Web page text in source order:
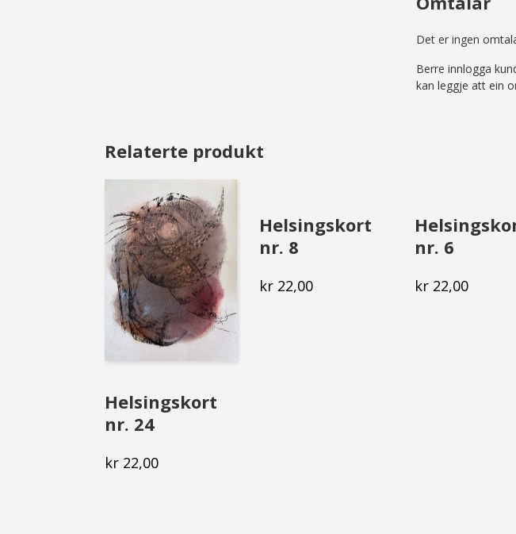
Det er ingen
Berre innlogga
kan leggje att ein
Relaterte produkt
Helsingskort
nr. 24
kr 22,00
Helsingskort
nr. 8
kr 22,00
nr. 6
kr22,00